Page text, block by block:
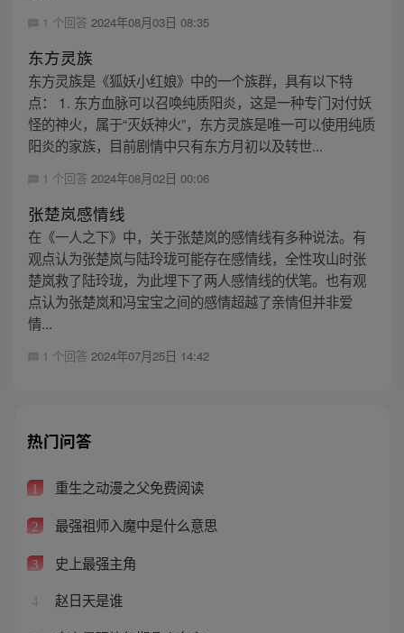
1 个回答 2024年08月03日 08:35
东方灵族
东方灵族是《狐妖小红娘》中的一个族群，具有以下特
点： 1. 东方血脉可以召唤纯质阳炎，这是一种专门对付妖
怪的神火，属于“灭妖神火”，东方灵族是唯一可以使用纯质
阳炎的家族，目前剧情中只有东方月初以及转世...
1 个回答 2024年08月02日 00:06
张楚岚感情线
在《一人之下》中，关于张楚岚的感情线有多种说法。有
观点认为张楚岚与陆玲珑可能存在感情线，全性攻山时张
楚岚救了陆玲珑，为此埋下了两人感情线的伏笔。也有观
点认为张楚岚和冯宝宝之间的感情超越了亲情但并非爱
情...
1 个回答 2024年07月25日 14:42
热门问答
1 重生之动漫之父免费阅读
2 最强祖师入魔中是什么意思
3 史上最强主角
4 赵日天是谁